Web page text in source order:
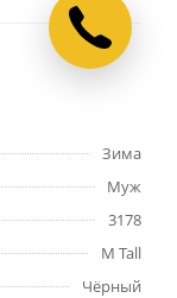
Зима
Муж
3178
M Tall
Чёрный